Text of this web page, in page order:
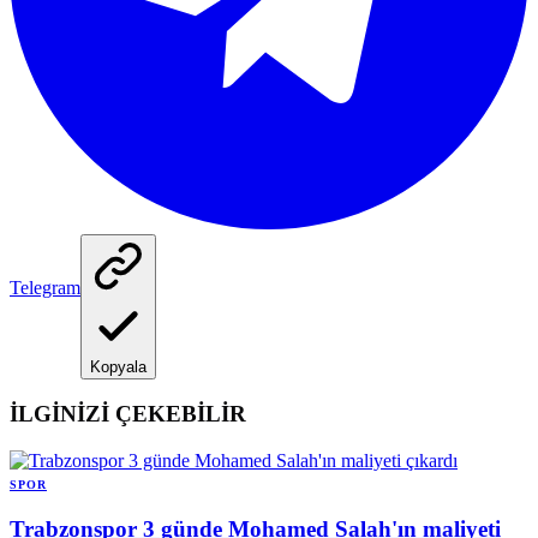
Telegram
Kopyala
İLGİNİZİ ÇEKEBİLİR
SPOR
Trabzonspor 3 günde Mohamed Salah'ın maliyeti